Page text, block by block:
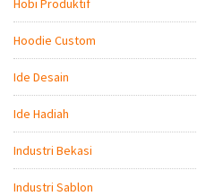
Hoodie Custom
Ide Desain
Ide Hadiah
Industri Bekasi
Industri Sablon